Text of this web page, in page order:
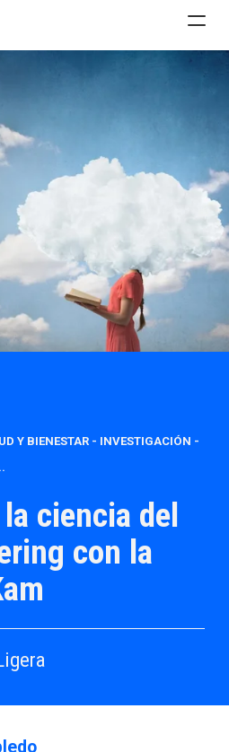
Y BIENESTAR - INVESTIGACIÓN -
ciencia del
con la